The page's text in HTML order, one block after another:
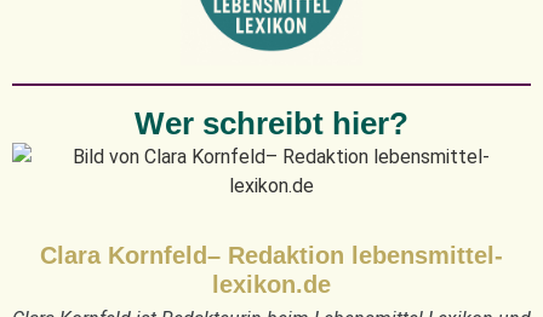
Wer schreibt hier?
Clara Kornfeld– Redaktion lebensmittel-
lexikon.de